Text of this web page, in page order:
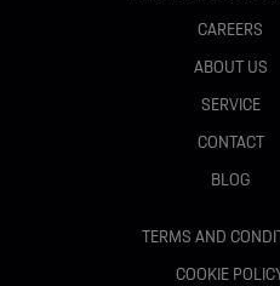
Sistem Pre-Collision (PCS) cu
Lane Tracing Assist (LTA)
Lane Departure Alert cu control
CAREERS
ABOUT US
SERVICE
CONTACT
BLOG
TERMS AND
COOKIE